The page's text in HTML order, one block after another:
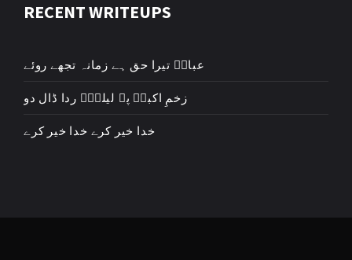
RECENT WRITEUPS
عباسؑ تیرا حق ہے زمانہ تجھے روئے
زخمِ اکبرؑ پہ لیلیٰؑ ردا ڈال دو
خدا خیر کرے خدا خیر کرے